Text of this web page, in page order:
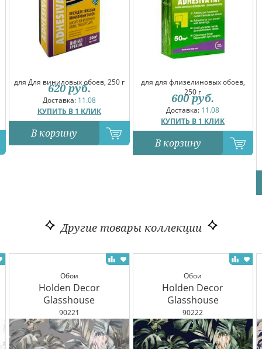
для Для виниловых обоев, 250 г
Доставка: 11.08
КУПИТЬ В 1 КЛИК
620 руб.
В корзину
для для флизелиновых обоев,
250 г
Доставка: 11.08
КУПИТЬ В 1 КЛИК
600 руб.
В корзину
Другие товары коллекции
Обои
Holden Decor
Glasshouse
90221
Обои
Holden Decor
Glasshouse
90222